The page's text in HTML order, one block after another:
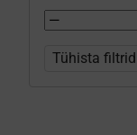
Tühista filtrid